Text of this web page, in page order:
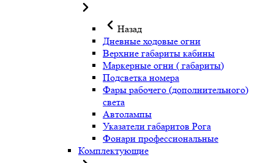
Назад
Дневные ходовые огни
Верхние габариты кабины
Маркерные огни ( габариты)
Подсветка номера
Фары рабочего (дополнительного)
света
Автолампы
Указатели габаритов Рога
Фонари профессиональные
Комплектующие